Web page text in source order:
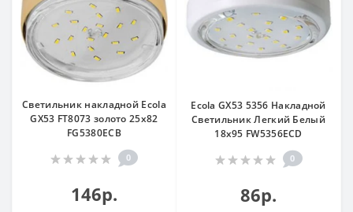
Светильник накладной Ecola
GX53 FT8073 золото 25x82
FG5380ECB
0
146р.
Ecola GX53 5356 Накладной
Светильник Легкий Белый
18x95 FW5356ECD
0
86р.